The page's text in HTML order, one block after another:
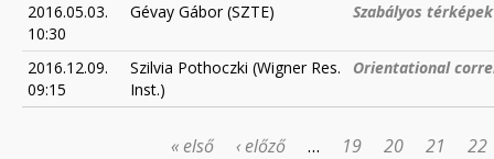
2016.05.03.
10:30
Gévay Gábor (SZTE) Szabályos
2016.12.09.
09:15
Szilvia Pothoczki (Wigner Res.
Inst.)
Orientational
« első ‹ előző … 19 20 21 22